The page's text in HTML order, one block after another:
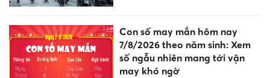
Con số may mắn hôm nay
7/8/2026 theo năm sinh: Xem
số ngẫu nhiên mang tới vận
may khó ngờ